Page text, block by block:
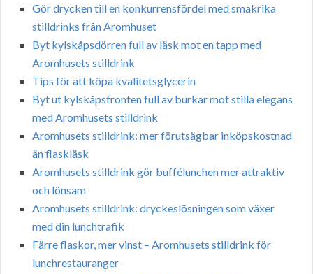
Gör drycken till en konkurrensfördel med smakrika
stilldrinks från Aromhuset
Byt kylskåpsdörren full av läsk mot en tapp med
Aromhusets stilldrink
Tips för att köpa kvalitetsglycerin
Byt ut kylskåpsfronten full av burkar mot stilla elegans
med Aromhusets stilldrink
Aromhusets stilldrink: mer förutsägbar inköpskostnad
än flaskläsk
Aromhusets stilldrink gör buffélunchen mer attraktiv
och lönsam
Aromhusets stilldrink: dryckeslösningen som växer
med din lunchtrafik
Färre flaskor, mer vinst – Aromhusets stilldrink för
lunchrestauranger